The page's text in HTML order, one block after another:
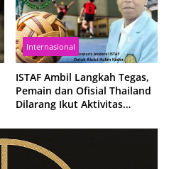
Internasional
ISTAF Ambil Langkah Tegas,
Pemain dan Ofisial Thailand
Dilarang Ikut Aktivitas